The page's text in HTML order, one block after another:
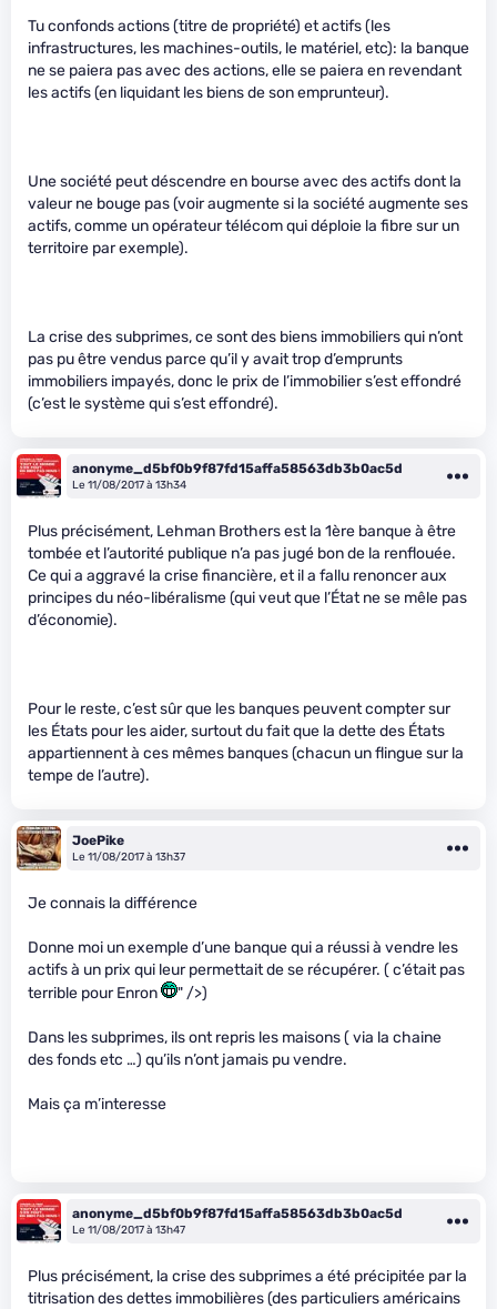
Tu confonds actions (titre de propriété) et actifs (les
infrastructures, les machines-outils, le matériel, etc): la banque
ne se paiera pas avec des actions, elle se paiera en revendant
les actifs (en liquidant les biens de son emprunteur).
Une société peut déscendre en bourse avec des actifs dont la
valeur ne bouge pas (voir augmente si la société augmente ses
actifs, comme un opérateur télécom qui déploie la fibre sur un
territoire par exemple).
La crise des subprimes, ce sont des biens immobiliers qui n’ont
pas pu être vendus parce qu’il y avait trop d’emprunts
immobiliers impayés, donc le prix de l’immobilier s’est effondré
(c’est le système qui s’est effondré).
anonyme_d5bf0b9f87fd15affa58563db3b0ac5d
Le 11/08/2017 à 13h34
Plus précisément, Lehman Brothers est la 1ère banque à être
tombée et l’autorité publique n’a pas jugé bon de la renflouée.
Ce qui a aggravé la crise financière, et il a fallu renoncer aux
principes du néo-libéralisme (qui veut que l’État ne se mêle pas
d’économie).
Pour le reste, c’est sûr que les banques peuvent compter sur
les États pour les aider, surtout du fait que la dette des États
appartiennent à ces mêmes banques (chacun un flingue sur la
tempe de l’autre).
JoePike
Le 11/08/2017 à 13h37
Je connais la différence
Donne moi un exemple d’une banque qui a réussi à vendre les
actifs à un prix qui leur permettait de se récupérer. ( c’était pas
terrible pour Enron
" />)
Dans les subprimes, ils ont repris les maisons ( via la chaine
des fonds etc …) qu’ils n’ont jamais pu vendre.
Mais ça m’interesse
anonyme_d5bf0b9f87fd15affa58563db3b0ac5d
Le 11/08/2017 à 13h47
Plus précisément, la crise des subprimes a été précipitée par la
titrisation des dettes immobilières (des particuliers américains